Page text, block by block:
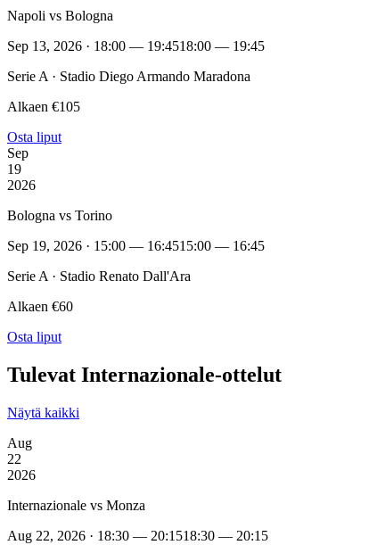
Napoli vs Bologna
Sep 13, 2026 · 18:00 — 19:4518:00 — 19:45
Serie A · Stadio Diego Armando Maradona
Alkaen €105
Osta liput
Sep
19
2026
Bologna vs Torino
Sep 19, 2026 · 15:00 — 16:4515:00 — 16:45
Serie A · Stadio Renato Dall'Ara
Alkaen €60
Osta liput
Tulevat Internazionale-ottelut
Näytä kaikki
Aug
22
2026
Internazionale vs Monza
Aug 22, 2026 · 18:30 — 20:1518:30 — 20:15